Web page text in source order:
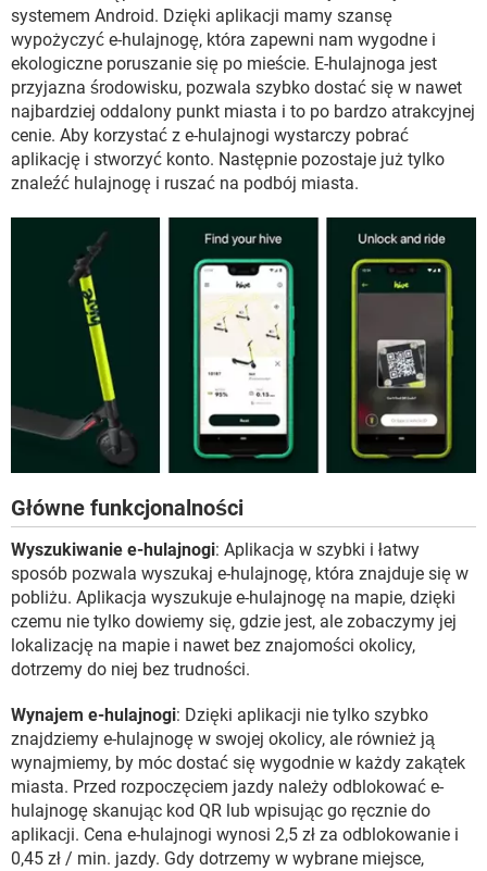
WINDOWS 10
systemem Android. Dzięki aplikacji mamy szansę
wypożyczyć e-hulajnogę, która zapewni nam wygodne i
ekologiczne poruszanie się po mieście. E-hulajnoga jest
przyjazna środowisku, pozwala szybko dostać się w nawet
najbardziej oddalony punkt miasta i to po bardzo atrakcyjnej
cenie. Aby korzystać z e-hulajnogi wystarczy pobrać
aplikację i stworzyć konto. Następnie pozostaje już tylko
znaleźć hulajnogę i ruszać na podbój miasta.
Główne funkcjonalności
Wyszukiwanie e-hulajnogi: Aplikacja w szybki i łatwy
sposób pozwala wyszukaj e-hulajnogę, która znajduje się w
pobliżu. Aplikacja wyszukuje e-hulajnogę na mapie, dzięki
czemu nie tylko dowiemy się, gdzie jest, ale zobaczymy jej
lokalizację na mapie i nawet bez znajomości okolicy,
dotrzemy do niej bez trudności.
Wynajem e-hulajnogi: Dzięki aplikacji nie tylko szybko
znajdziemy e-hulajnogę w swojej okolicy, ale również ją
wynajmiemy, by móc dostać się wygodnie w każdy zakątek
miasta. Przed rozpoczęciem jazdy należy odblokować e-
hulajnogę skanując kod QR lub wpisując go ręcznie do
aplikacji. Cena e-hulajnogi wynosi 2,5 zł za odblokowanie i
0,45 zł / min. jazdy. Gdy dotrzemy w wybrane miejsce,